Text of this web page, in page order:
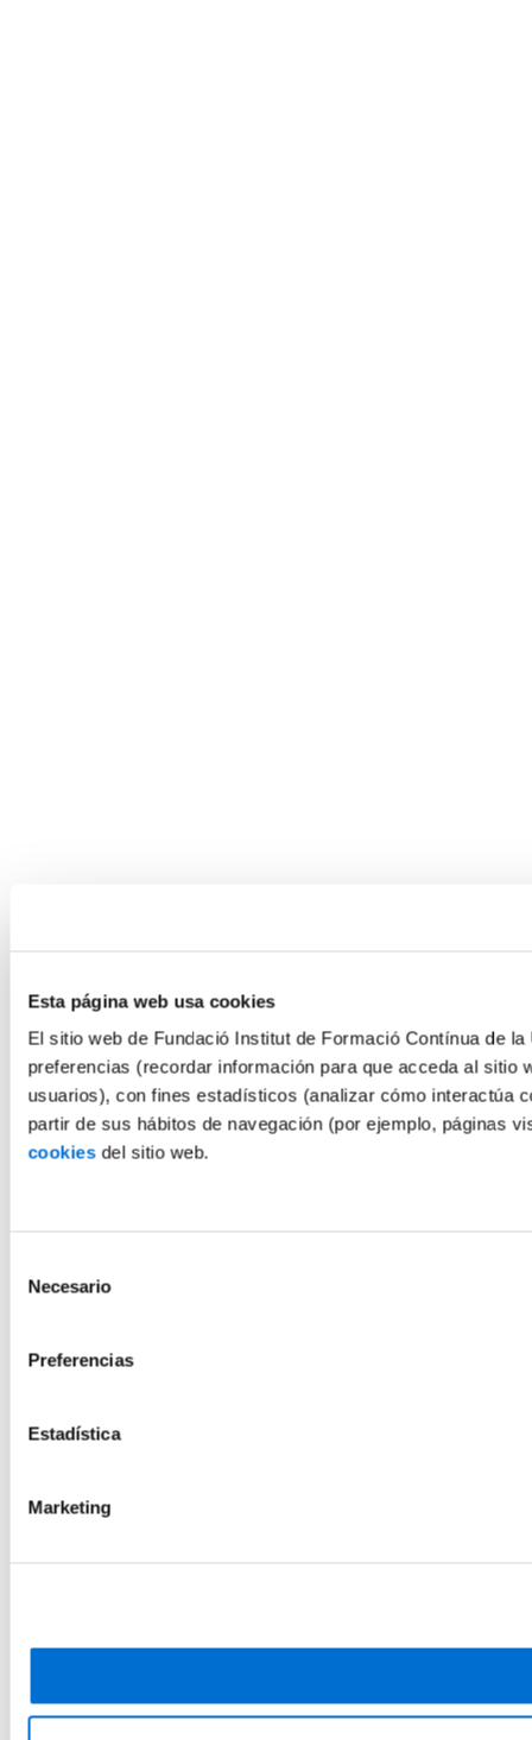
Esta página web usa cookies
El sitio web de Fundació Institut de Formació Contínua de
preferencias (recordar información para que acceda al
usuarios), con fines estadísticos (analizar cómo interactúa
partir de sus hábitos de navegación (por ejemplo, páginas
cookiesdel sitio web.
Necesario
Preferencias
Estadística
Marketing